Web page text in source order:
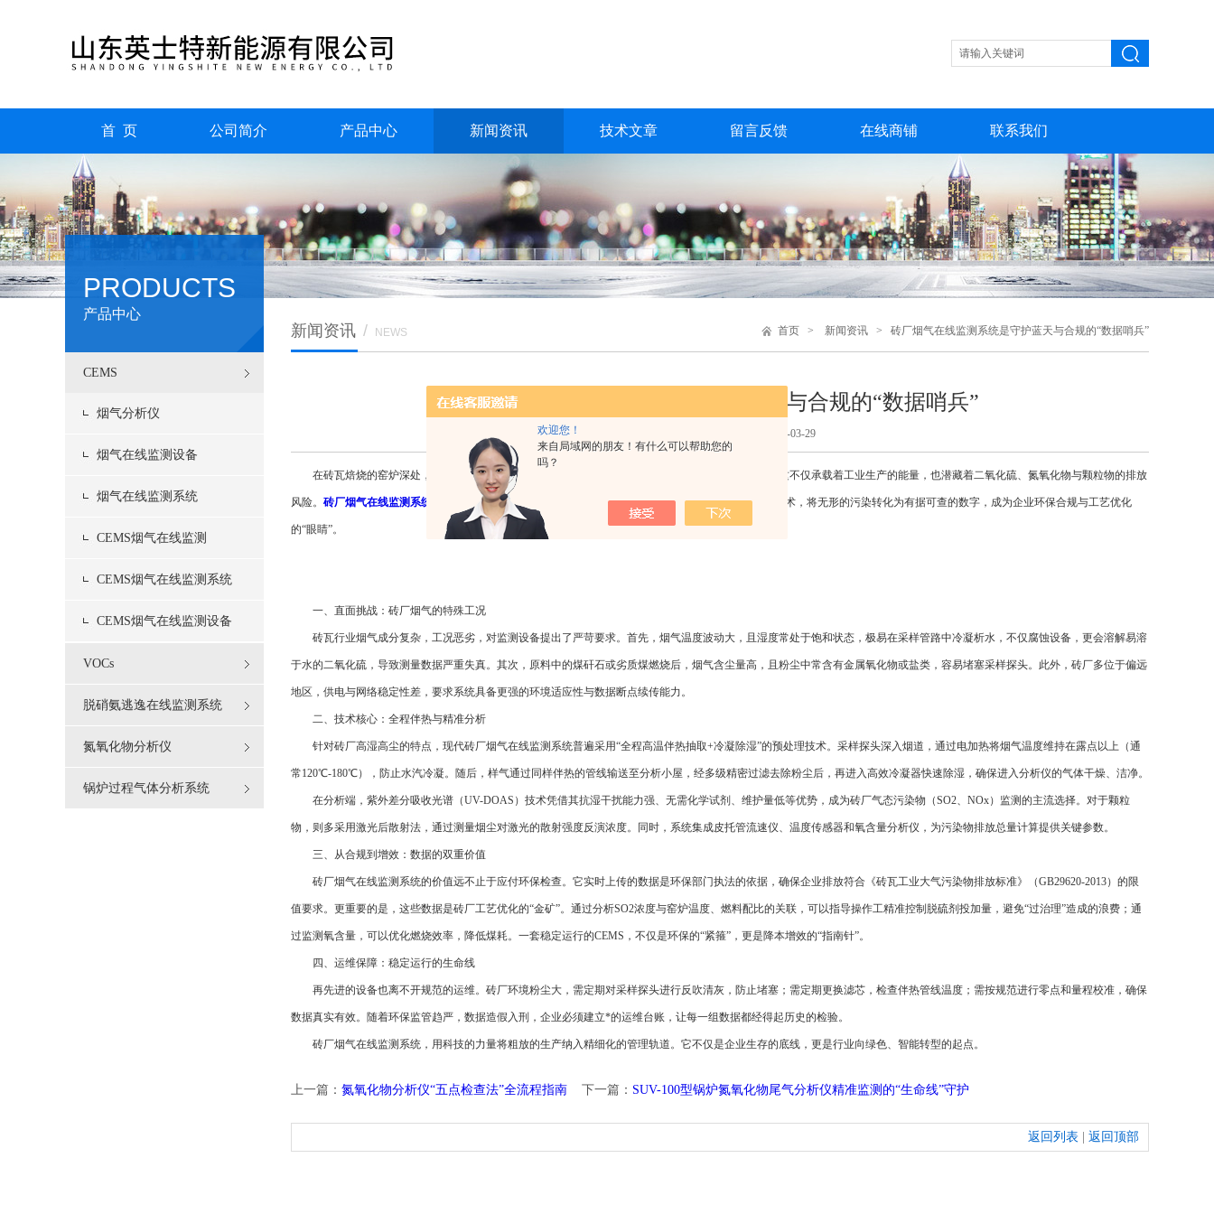
欢迎您！
来自局域网的朋友！有什么可以帮助您的
吗？
首 页 公司简介 产品中心 新闻资讯 技术文章 留言反馈 在线商铺 联系我们
PRODUCTS
产品中心
CEMS
烟气分析仪
烟气在线监测设备
烟气在线监测系统
CEMS烟气在线监测
CEMS烟气在线监测系统
CEMS烟气在线监测设备
VOCs
脱硝氨逃逸在线监测系统
氮氧化物分析仪
锅炉过程气体分析系统
新闻资讯 / NEWS 首页 > 新闻资讯 > 砖厂烟气在线监测系统是守护蓝天与合规的“数据哨兵”
砖厂烟气在线监测系统是守护蓝天与合规的“数据哨兵”
点击次数：345次 更新时间：2026-03-29
在砖瓦焙烧的窑炉深处，伴随着黏土与煤矸石的煅烧，一股股高温、高湿、高尘的烟气喷薄而出。这不仅承载着工业生产的能量，也潜藏着二氧化硫、氮氧化物与颗粒物的排放
风险。 砖厂烟气在线监测系统 （CEMS），正是矗立在烟囱出口的“数据哨兵”，它用精密的光学与传感技术，将无形的污染转化为有据可查的数字，成为企业环保合规与工艺优化
的“眼睛”。
一、直面挑战：砖厂烟气的特殊工况
砖瓦行业烟气成分复杂，工况恶劣，对监测设备提出了严苛要求。首先，烟气温度波动大，且湿度常处于饱和状态，极易在采样管路中冷凝析水，不仅腐蚀设备，更会溶解易溶
于水的二氧化硫，导致测量数据严重失真。其次，原料中的煤矸石或劣质煤燃烧后，烟气含尘量高，且粉尘中常含有金属氧化物或盐类，容易堵塞采样探头。此外，砖厂多位于偏远
地区，供电与网络稳定性差，要求系统具备更强的环境适应性与数据断点续传能力。
二、技术核心：全程伴热与精准分析
针对砖厂高湿高尘的特点，现代砖厂烟气在线监测系统普遍采用“全程高温伴热抽取+冷凝除湿”的预处理技术。采样探头深入烟道，通过电加热将烟气温度维持在露点以上（通
常120℃-180℃），防止水汽冷凝。随后，样气通过同样伴热的管线输送至分析小屋，经多级精密过滤去除粉尘后，再进入高效冷凝器快速除湿，确保进入分析仪的气体干燥、洁净。
在分析端，紫外差分吸收光谱（UV-DOAS）技术凭借其抗湿干扰能力强、无需化学试剂、维护量低等优势，成为砖厂气态污染物（SO2、NOx）监测的主流选择。对于颗粒
物，则多采用激光后散射法，通过测量烟尘对激光的散射强度反演浓度。同时，系统集成皮托管流速仪、温度传感器和氧含量分析仪，为污染物排放总量计算提供关键参数。
三、从合规到增效：数据的双重价值
砖厂烟气在线监测系统的价值远不止于应付环保检查。它实时上传的数据是环保部门执法的依据，确保企业排放符合《砖瓦工业大气污染物排放标准》（GB29620-2013）的限
值要求。更重要的是，这些数据是砖厂工艺优化的“金矿”。通过分析SO2浓度与窑炉温度、燃料配比的关联，可以指导操作工精准控制脱硫剂投加量，避免“过治理”造成的浪费；通
过监测氧含量，可以优化燃烧效率，降低煤耗。一套稳定运行的CEMS，不仅是环保的“紧箍”，更是降本增效的“指南针”。
四、运维保障：稳定运行的生命线
再先进的设备也离不开规范的运维。砖厂环境粉尘大，需定期对采样探头进行反吹清灰，防止堵塞；需定期更换滤芯，检查伴热管线温度；需按规范进行零点和量程校准，确保
数据真实有效。随着环保监管趋严，数据造假入刑，企业必须建立*的运维台账，让每一组数据都经得起历史的检验。
砖厂烟气在线监测系统，用科技的力量将粗放的生产纳入精细化的管理轨道。它不仅是企业生存的底线，更是行业向绿色、智能转型的起点。
上一篇： 氮氧化物分析仪“五点检查法”全流程指南 下一篇： SUV-100型锅炉氮氧化物尾气分析仪精准监测的“生命线”守护
返回列表 返回顶部